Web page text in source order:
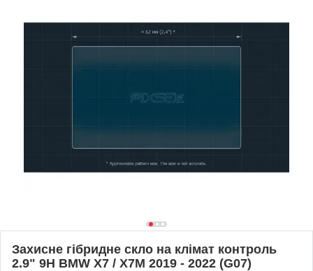
Захисне гібридне скло на клімат контроль
2.9" 9H BMW X7 / X7M 2019 - 2022 (G07)